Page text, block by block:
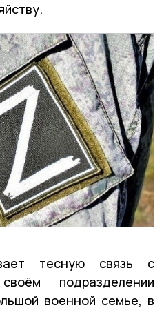
тесную связь с
подразделении
военной семье, в